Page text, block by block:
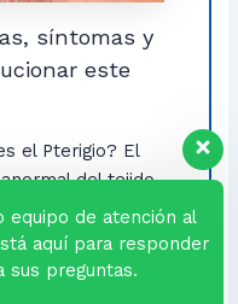
síntomas y
este
el Pterigio? El
del tejido
equipo de atención al
aquí para responder
sus preguntas.